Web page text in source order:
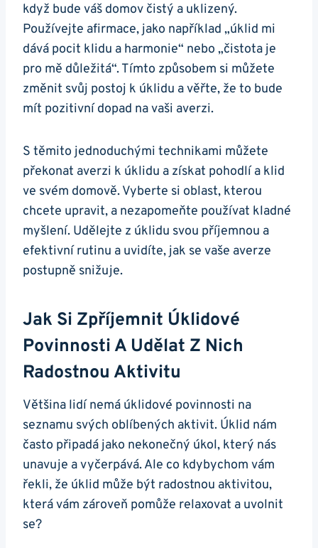
když bude váš domov čistý a uklizený.
Používejte afirmace, jako například „úklid mi
dává pocit klidu a harmonie“ nebo „čistota je
pro mě důležitá“. Tímto způsobem si můžete
změnit svůj postoj k úklidu a věřte, že to bude
mít pozitivní dopad na vaši averzi.
S těmito jednoduchými technikami můžete
překonat averzi k úklidu a získat pohodlí a klid
ve svém domově. Vyberte si oblast, kterou
chcete upravit, a nezapomeňte používat kladné
myšlení. Udělejte z úklidu svou příjemnou a
efektivní rutinu a uvidíte, jak se vaše averze
postupně snižuje.
Jak Si Zpříjemnit Úklidové
Povinnosti A Udělat Z Nich
Radostnou Aktivitu
Většina lidí nemá úklidové povinnosti na
seznamu svých oblíbených aktivit. Úklid nám
často připadá jako nekonečný úkol, který nás
unavuje a vyčerpává. Ale co kdybychom vám
řekli, že úklid může být radostnou aktivitou,
která vám zároveň pomůže relaxovat a uvolnit
se?